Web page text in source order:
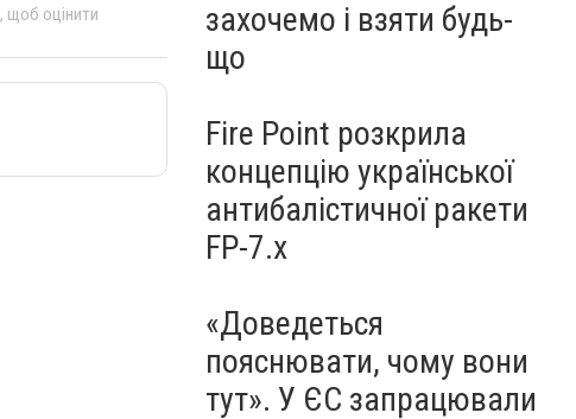
, щоб оцінити
захочемо і взяти будь-
що
Fire Point розкрила
концепцію української
антибалістичної ракети
FP-7.x
«Доведеться
пояснювати, чому вони
тут». У ЄС запрацювали